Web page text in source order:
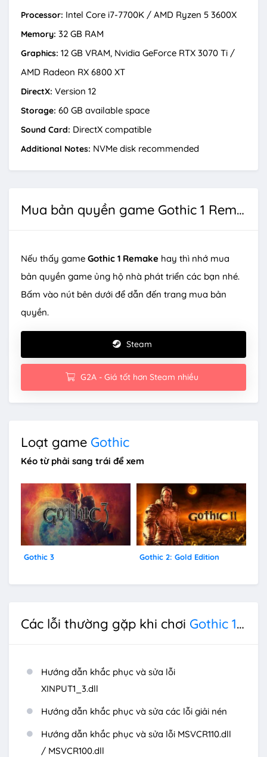
Processor: Intel Core i7-7700K / AMD Ryzen 5 3600X
Memory: 32 GB RAM
Graphics: 12 GB VRAM, Nvidia GeForce RTX 3070 Ti /
AMD Radeon RX 6800 XT
DirectX: Version 12
Storage: 60 GB available space
Sound Card: DirectX compatible
Additional Notes: NVMe disk recommended
Mua bản quyền game Gothic 1 Remake
Nếu thấy game Gothic 1 Remake hay thì nhớ mua
bản quyền game ủng hộ nhà phát triển các bạn nhé.
Bấm vào nút bên dưới để dẫn đến trang mua bản
quyền.
Steam
G2A - Giá tốt hơn Steam nhiều
Loạt game Gothic
Kéo từ phải sang trái để xem
Gothic 3 Gothic 2: Gold Edition
Các lỗi thường gặp khi chơi Gothic 1 Remake
Hướng dẫn khắc phục và sửa lỗi
XINPUT1_3.dll
Hướng dẫn khắc phục và sửa các lỗi giải nén
Hướng dẫn khắc phục và sửa lỗi MSVCR110.dll
/ MSVCR100.dll